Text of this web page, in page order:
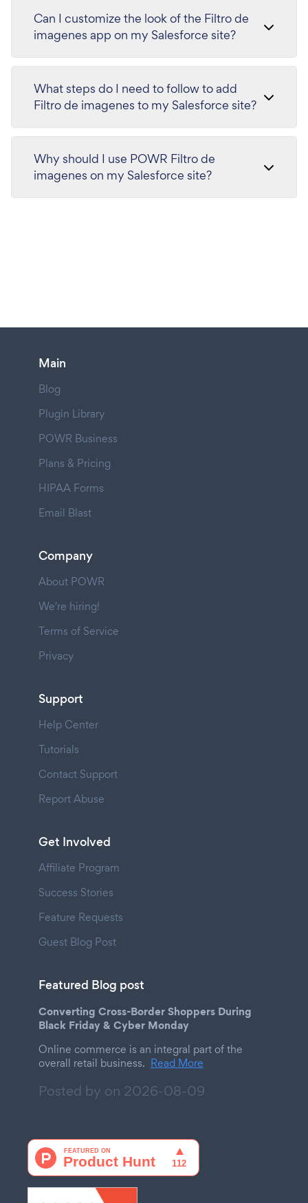
Can I customize the look of the Filtro de
imagenes app on my Salesforce site?
What steps do I need to follow to add
Filtro de imagenes to my Salesforce site?
Why should I use POWR Filtro de
imagenes on my Salesforce site?
Main
Blog
Plugin Library
POWR Business
Plans & Pricing
HIPAA Forms
Email Blast
Company
About POWR
We're hiring!
Terms of Service
Privacy
Support
Help Center
Tutorials
Contact Support
Report Abuse
Get Involved
Affiliate Program
Success Stories
Feature Requests
Guest Blog Post
Featured Blog post
Converting Cross-Border Shoppers During
Black Friday & Cyber Monday
Online commerce is an integral part of the
overall retail business. Read More
Posted by on 2026-08-09